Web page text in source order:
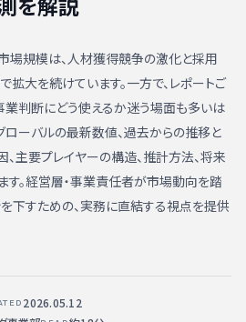
場規模は、人材獲得競争の激化と採用
拡大を続けています。一方で、レポートご
業判断にどう使えるか迷う場面も多いは
ローバルの最新数値、過去からの推移と
主要プレイヤーの構造、推計方法、将来
す。経営層・事業責任者が市場動向を踏
下すための、実務に直結する視点を提供
2026.05.12